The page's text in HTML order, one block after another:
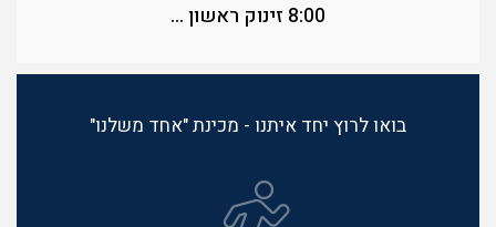
8:00 זינוק ראשון ...
בואו לרוץ יחד איתנו - מכינת "אחד משלנו"